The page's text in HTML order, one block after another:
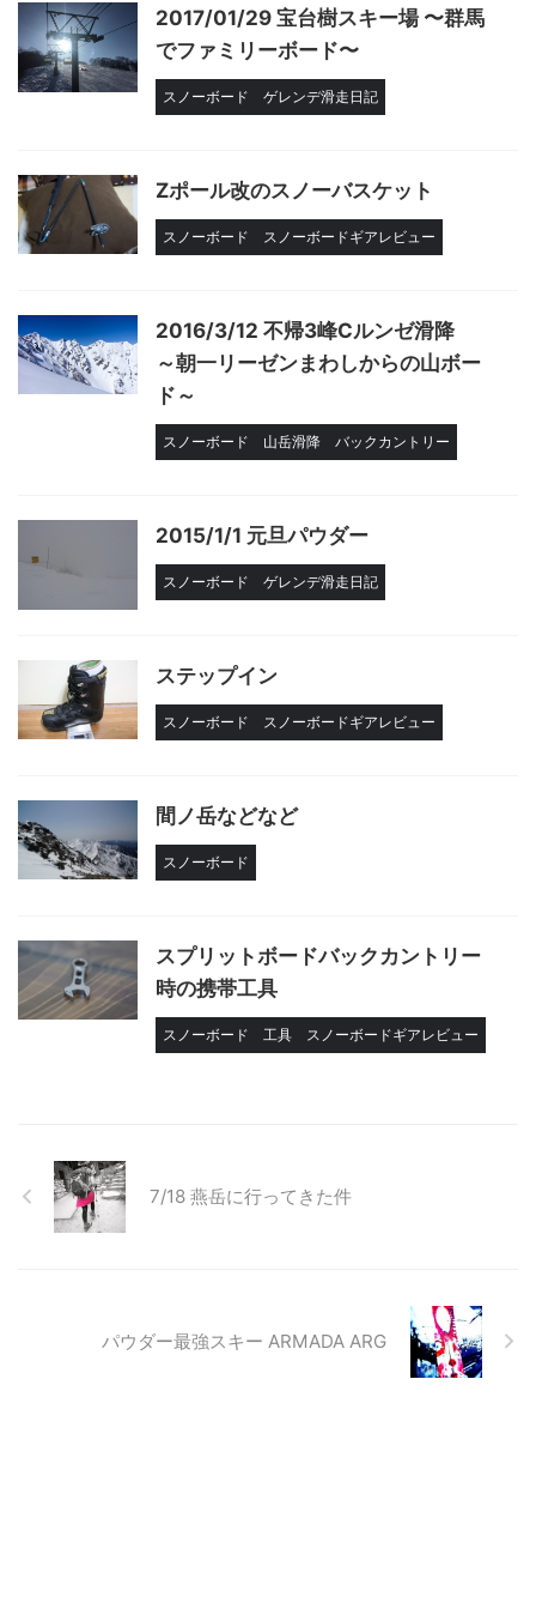
2017/01/29 宝台樹スキー場 〜群馬
でファミリーボード〜
スノーボード ゲレンデ滑走日記
Zポール改のスノーバスケット
スノーボード スノーボードギアレビュー
2016/3/12 不帰3峰Cルンゼ滑降
～朝一リーゼンまわしからの山ボー
ド～
スノーボード 山岳滑降 バックカントリー
2015/1/1 元旦パウダー
スノーボード ゲレンデ滑走日記
ステップイン
スノーボード スノーボードギアレビュー
間ノ岳などなど
スノーボード
スプリットボードバックカントリー
時の携帯工具
スノーボード 工具 スノーボードギアレビュー
7/18 燕岳に行ってきた件
パウダー最強スキー ARMADA ARG